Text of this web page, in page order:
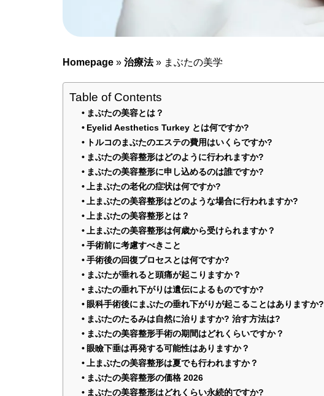
Homepage » 治療法» まぶたの美学
Table of Contents
まぶたの美容とは？
Eyelid Aesthetics Turkey とは何ですか?
トルコのまぶたのエステの費用はいくらですか?
まぶたの美容整形はどのように行われますか?
まぶたの美容整形に申し込めるのは誰ですか?
上まぶたの老化の症状は何ですか?
上まぶたの美容整形はどのような場合に行われますか?
上まぶたの美容整形とは？
上まぶたの美容整形は何歳から受けられますか？
手術前に考慮すべきこと
手術後の回復プロセスとは何ですか?
まぶたが垂れると頭痛が起こりますか？
まぶたの垂れ下がりは遺伝によるものですか?
眼科手術後にまぶたの垂れ下がりが起こることはありますか?
まぶたのたるみは自然に治りますか? 治す方法は?
まぶたの美容整形手術の期間はどれくらいですか？
眼瞼下垂は再発する可能性はありますか？
上まぶたの美容整形は夏でも行われますか？
まぶたの美容整形の価格 2026
まぶたの美容整形はどれくらい永続的ですか?